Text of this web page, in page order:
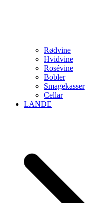
Rødvine
Hvidvine
Rosévine
Bobler
Smagekasser
Cellar
LANDE